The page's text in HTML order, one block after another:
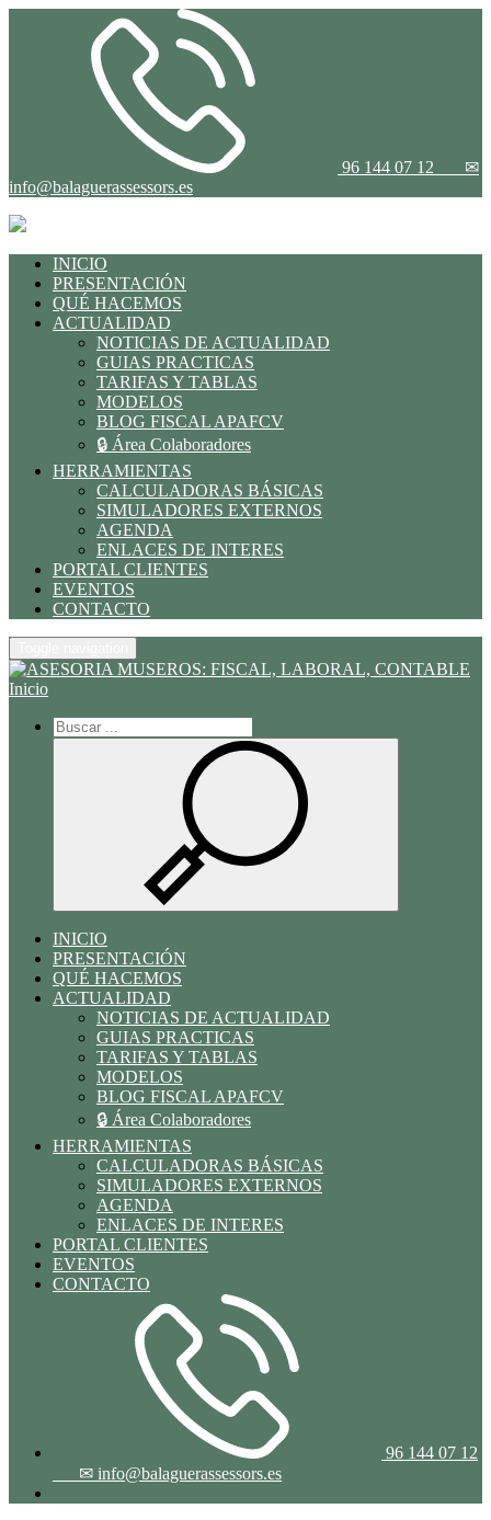
96 144 07 12 ✉
info@balaguerassessors.es
INICIO
PRESENTACIÓN
QUÉ HACEMOS
ACTUALIDAD
NOTICIAS DE ACTUALIDAD
GUIAS PRACTICAS
TARIFAS Y TABLAS
MODELOS
BLOG FISCAL APAFCV
🔒 Área Colaboradores
HERRAMIENTAS
CALCULADORAS BÁSICAS
SIMULADORES EXTERNOS
AGENDA
ENLACES DE INTERES
PORTAL CLIENTES
EVENTOS
CONTACTO
Inicio
INICIO
PRESENTACIÓN
QUÉ HACEMOS
ACTUALIDAD
NOTICIAS DE ACTUALIDAD
GUIAS PRACTICAS
TARIFAS Y TABLAS
MODELOS
BLOG FISCAL APAFCV
🔒 Área Colaboradores
HERRAMIENTAS
CALCULADORAS BÁSICAS
SIMULADORES EXTERNOS
AGENDA
ENLACES DE INTERES
PORTAL CLIENTES
EVENTOS
CONTACTO
96 144 07 12
✉ info@balaguerassessors.es